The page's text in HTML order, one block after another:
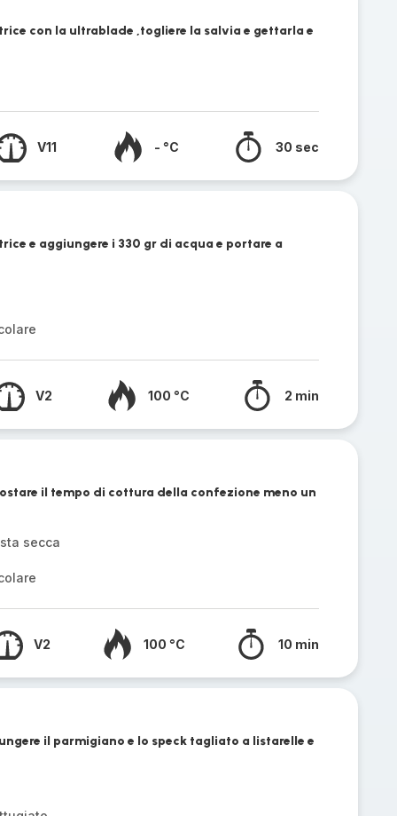
con la ultrablade ,togliere la salvia e gettarla e
V11 - °C 30 sec
e aggiungere i 330 gr di acqua e portare a
V2 100 °C 2 min
il tempo di cottura della confezione meno un
secca
V2 100 °C 10 min
il parmigiano e lo speck tagliato a listarelle e